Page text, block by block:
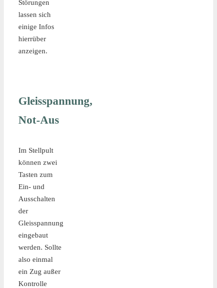
Störungen
lassen sich
einige Infos
hierrüber
anzeigen.
Gleisspannung,
Not-Aus
Im Stellpult
können zwei
Tasten zum
Ein- und
Ausschalten
der
Gleisspannung
eingebaut
werden. Sollte
also einmal
ein Zug außer
Kontrolle